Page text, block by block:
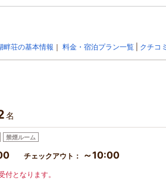
荘の基本情報 ｜ 料金・宿泊プラン一覧 クチコ
名
禁煙ルーム
チェックアウト： ～10:00
付となります。